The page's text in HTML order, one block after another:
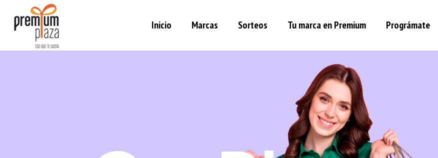
Inicio Marcas Sorteos Tu marca en Premium Prográmate